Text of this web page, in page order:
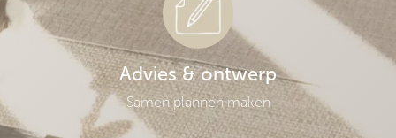
Advies & ontwerp
Samen plannen maken